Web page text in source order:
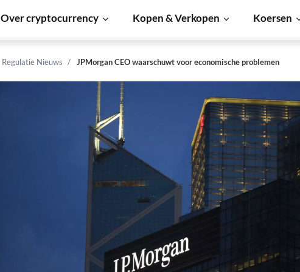
Over cryptocurrency Kopen & Verkopen Koersen
Regulatie Nieuws JPMorgan CEO waarschuwt voor economische problemen